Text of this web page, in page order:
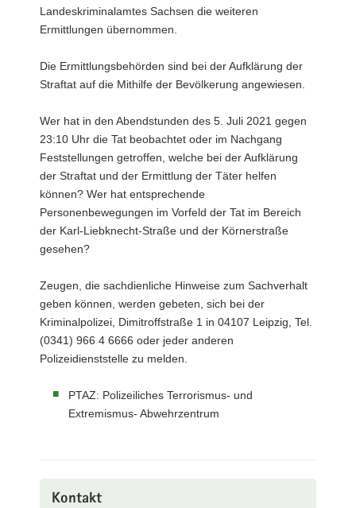
Landeskriminalamtes Sachsen die weiteren
Ermittlungen übernommen.
Die Ermittlungsbehörden sind bei der Aufklärung der
Straftat auf die Mithilfe der Bevölkerung angewiesen.
Wer hat in den Abendstunden des 5. Juli 2021 gegen
23:10 Uhr die Tat beobachtet oder im Nachgang
Feststellungen getroffen, welche bei der Aufklärung
der Straftat und der Ermittlung der Täter helfen
können? Wer hat entsprechende
Personenbewegungen im Vorfeld der Tat im Bereich
der Karl-Liebknecht-Straße und der Körnerstraße
gesehen?
Zeugen, die sachdienliche Hinweise zum Sachverhalt
geben können, werden gebeten, sich bei der
Kriminalpolizei, Dimitroffstraße 1 in 04107 Leipzig, Tel.
(0341) 966 4 6666 oder jeder anderen
Polizeidienststelle zu melden.
PTAZ: Polizeiliches Terrorismus- und
Extremismus- Abwehrzentrum
Kontakt